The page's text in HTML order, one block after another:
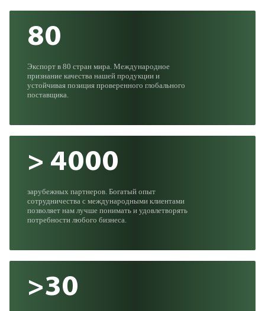
80
Экспорт в 80 стран мира. Международное
признание качества нашей продукции и
устойчивая позиция проверенного глобального
поставщика.
> 4000
зарубежных партнеров. Богатый опыт
сотрудничества с международными клиентами
позволяет нам лучше понимать и удовлетворять
потребности любого бизнеса.
>30